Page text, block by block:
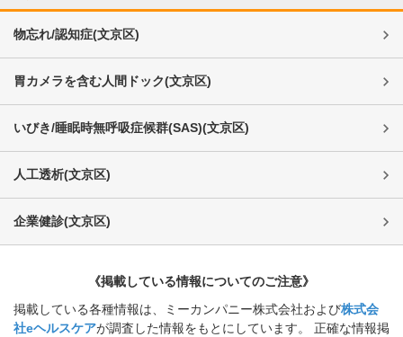
物忘れ/認知症(文京区)
胃カメラを含む人間ドック(文京区)
いびき/睡眠時無呼吸症候群(SAS)(文京区)
人工透析(文京区)
企業健診(文京区)
《掲載している情報についてのご注意》
掲載している各種情報は、ミーカンパニー株式会社および株式会
社eヘルスケアが調査した情報をもとにしています。 正確な情報掲